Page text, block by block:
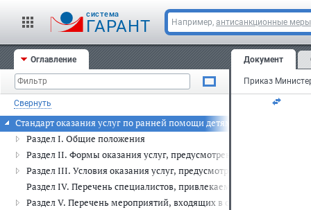
cистема
ГАРАНТ Например, антисанкционные меры
Оглавление
Свернуть
Стандарт оказания услуг по ранней помощи детям и их семьям
Раздел I. Общие положения
Раздел II. Формы оказания услуг, предусмотренных стандартом
Раздел III. Условия оказания услуг, предусмотренных стандартом
Раздел IV. Перечень специалистов, привлекаемых к оказанию
Раздел V. Перечень мероприятий, входящих в состав услуг,
Документ